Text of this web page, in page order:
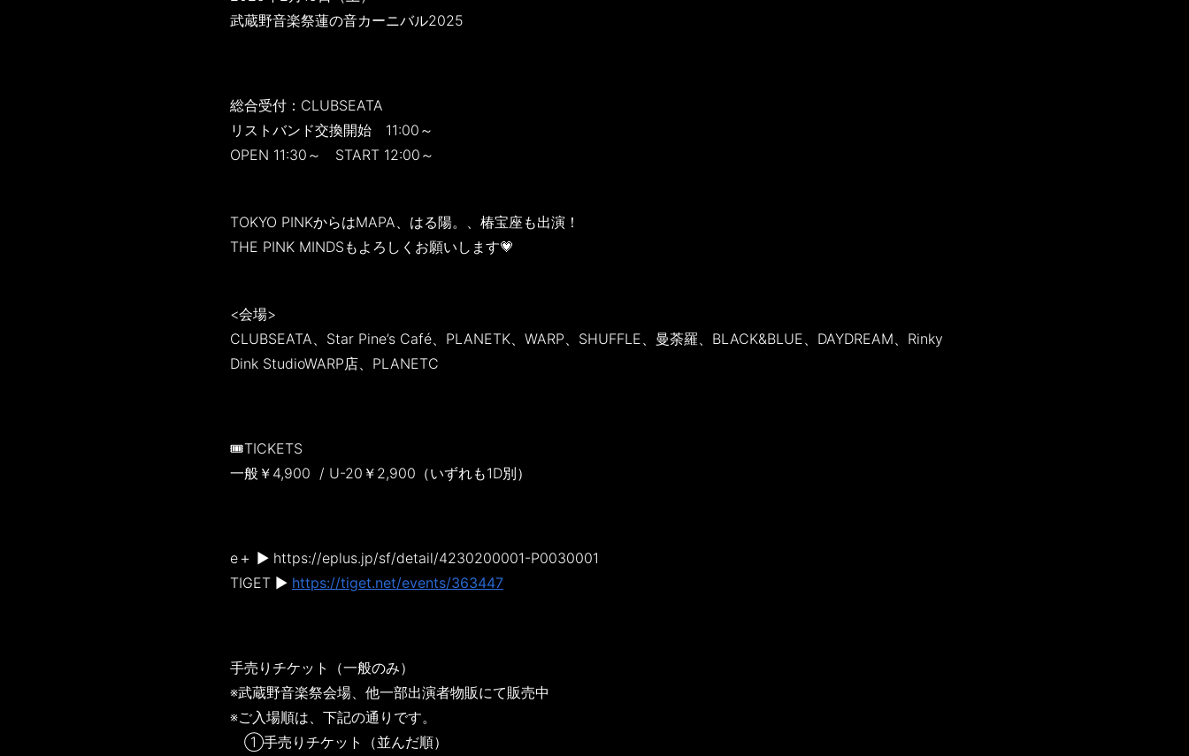
武蔵野音楽祭蓮の音カーニバル2025
総合受付：CLUBSEATA
リストバンド交換開始 11:00～
OPEN 11:30～ START 12:00～
TOKYO PINKからはMAPA、はる陽。、椿宝座も出演！
THE PINK MINDSもよろしくお願いします💗
<会場>
CLUBSEATA、Star Pine’s Café、PLANETK、WARP、SHUFFLE、曼荼羅、BLACK&BLUE、DAYDREAM、Rinky
Dink StudioWARP店、PLANETC
🎟️TICKETS
一般￥4,900 / U-20￥2,900（いずれも1D別）
e＋ ▶️ https://eplus.jp/sf/detail/4230200001-P0030001
TIGET ▶️ https://tiget.net/events/363447
手売りチケット（一般のみ）
※武蔵野音楽祭会場、他一部出演者物販にて販売中
※ご入場順は、下記の通りです。
①手売りチケット（並んだ順）